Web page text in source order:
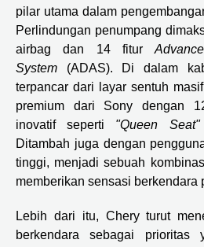
pilar utama dalam
Perlindungan penumpang
airbag dan 14 fitur
System (ADAS). Di dalam
terpancar dari layar sentuh
premium dari Sony dengan
inovatif seperti "Queen Seat"
Ditambah juga dengan
tinggi, menjadi sebuah
memberikan sensasi berkendara
Lebih dari itu, Chery turut
berkendara sebagai prioritas